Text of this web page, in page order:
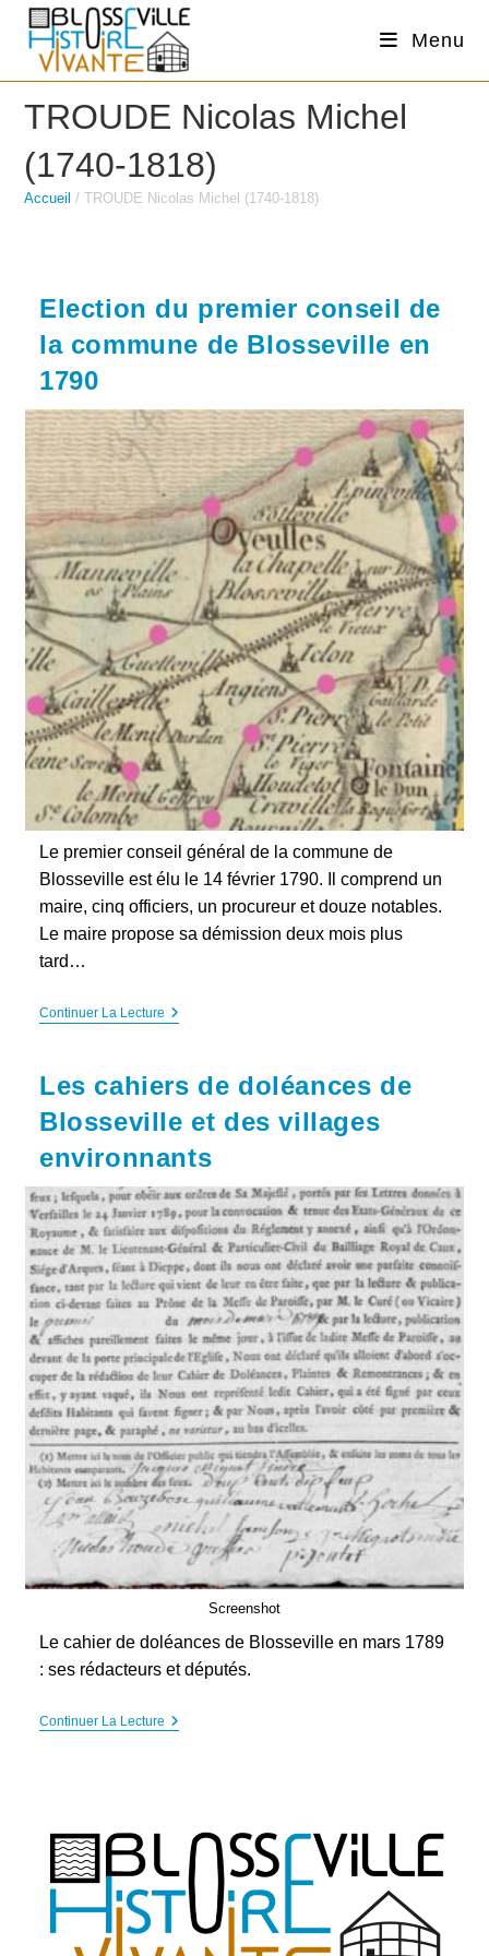
content
Menu
TROUDE Nicolas Michel
(1740-1818)
Accueil /TROUDE Nicolas Michel (1740-1818)
Election du premier conseil de
la commune de Blosseville en
1790
Le premier conseil général de la commune de
Blosseville est élu le 14 février 1790. Il comprend un
maire, cinq officiers, un procureur et douze notables.
Le maire propose sa démission deux mois plus
tard…
Continuer La LectureElection
De
La
Commune
De
Blosseville
En
1790
Les cahiers de doléances de
Blosseville et des villages
environnants
Screenshot
Le cahier de doléances de Blosseville en mars 1789
: ses rédacteurs et députés.
Continuer La LectureLes
Villages
Environnants